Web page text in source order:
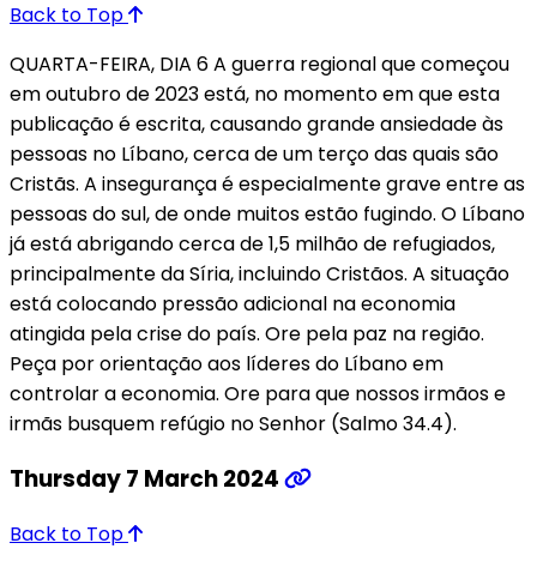
Back to Top
QUARTA-FEIRA, DIA 6 A guerra regional que começou
em outubro de 2023 está, no momento em que esta
publicação é escrita, causando grande ansiedade às
pessoas no Líbano, cerca de um terço das quais são
Cristãs. A insegurança é especialmente grave entre as
pessoas do sul, de onde muitos estão fugindo. O Líbano
já está abrigando cerca de 1,5 milhão de refugiados,
principalmente da Síria, incluindo Cristãos. A situação
está colocando pressão adicional na economia
atingida pela crise do país. Ore pela paz na região.
Peça por orientação aos líderes do Líbano em
controlar a economia. Ore para que nossos irmãos e
irmãs busquem refúgio no Senhor (Salmo 34.4).
Thursday 7 March 2024
Back to Top